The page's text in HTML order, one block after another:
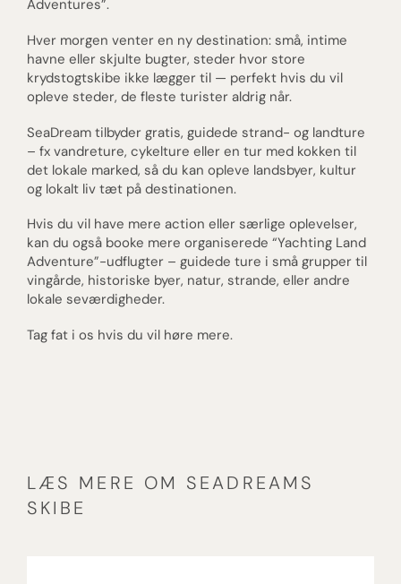
Adventures”.
Hver morgen venter en ny destination: små, intime
havne eller skjulte bugter, steder hvor store
krydstogtskibe ikke lægger til — perfekt hvis du vil
opleve steder, de fleste turister aldrig når.
SeaDream tilbyder gratis, guidede strand- og landture
– fx vandreture, cykelture eller en tur med kokken til
det lokale marked, så du kan opleve landsbyer, kultur
og lokalt liv tæt på destinationen.
Hvis du vil have mere action eller særlige oplevelser,
kan du også booke mere organiserede “Yachting Land
Adventure”-udflugter – guidede ture i små grupper til
vingårde, historiske byer, natur, strande, eller andre
lokale seværdigheder.
Tag fat i os hvis du vil høre mere.
LÆS MERE OM SEADREAMS
SKIBE